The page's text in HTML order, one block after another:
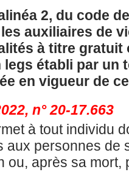
2, du code
auxiliaires de
à titre gratuit
legs établi par un
en vigueur de
n° 20-17.663
à tout individu
aux personnes de
ou, après sa mort,